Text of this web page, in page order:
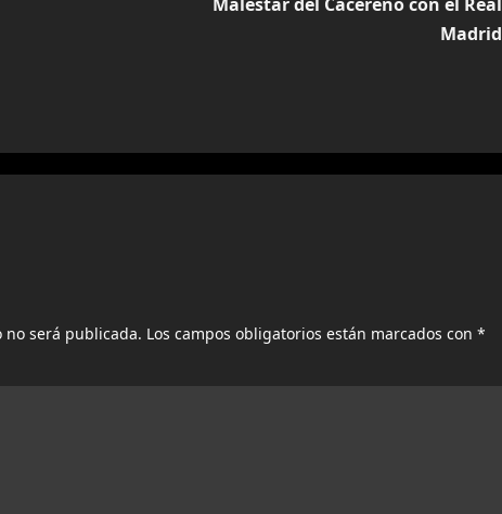
Malestar del Cacereño con el Real
Madrid
no será publicada. Los campos obligatorios están marcados con *